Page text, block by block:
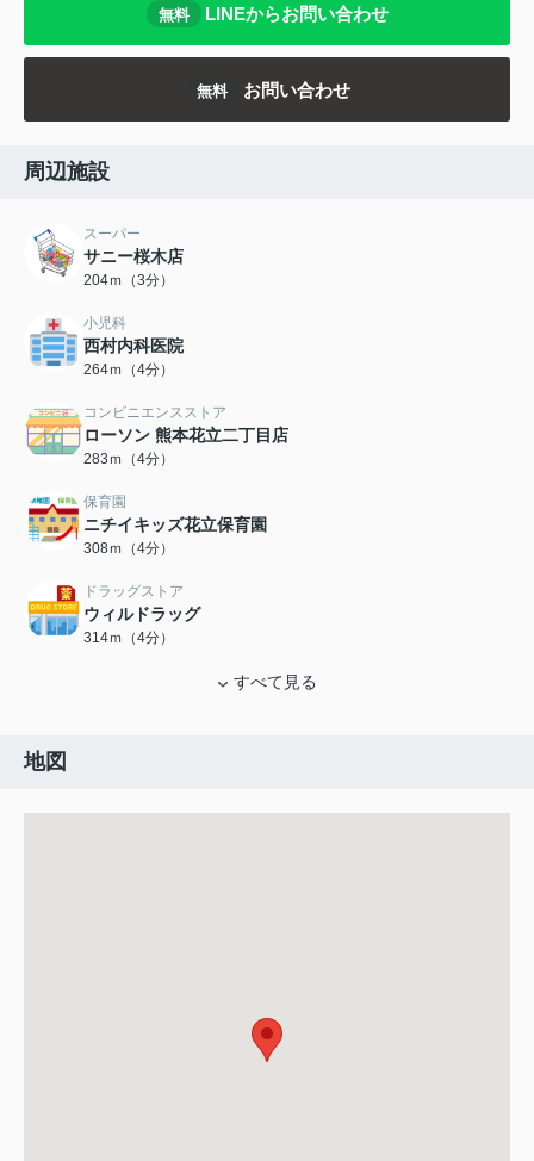
無料 LINEからお問い合わせ
無料 お問い合わせ
周辺施設
スーパー
サニー桜木店
204ｍ（3分）
小児科
西村内科医院
264ｍ（4分）
コンビニエンスストア
ローソン 熊本花立二丁目店
283ｍ（4分）
保育園
ニチイキッズ花立保育園
308ｍ（4分）
ドラッグストア
ウィルドラッグ
314ｍ（4分）
すべて見る
地図